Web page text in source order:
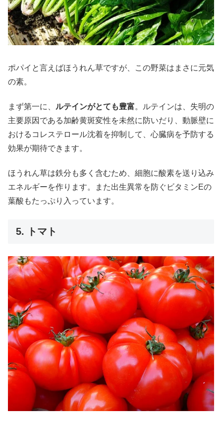
ポパイと言えばほうれん草ですが、この野菜はまさに元気
の素。
まず第一に、 ルテインがとても豊富。ルテインは、失明の
主要原因である加齢黄斑変性を未然に防いだり、動脈壁に
おけるコレステロール沈着を抑制して、心臓病を予防する
効果が期待できます。
ほうれん草は鉄分も多く含むため、細胞に酸素を送り込み
エネルギーを作ります。また出生異常を防ぐビタミンEの
葉酸もたっぷり入っています。
5. トマト